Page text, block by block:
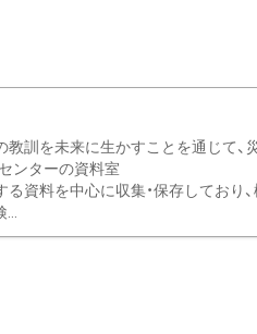
教訓を未来に生かすことを通じて、
ンターの資料室
資料を中心に収集・保存しており